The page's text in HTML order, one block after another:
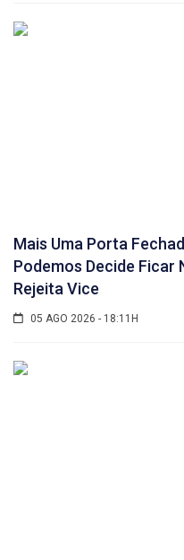
Mais Uma Porta
Podemos Decide Ficar
Rejeita Vice
05 AGO 2026 - 18:11H